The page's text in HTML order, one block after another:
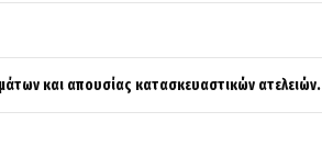
και απουσίας κατασκευαστικών ατελειών.